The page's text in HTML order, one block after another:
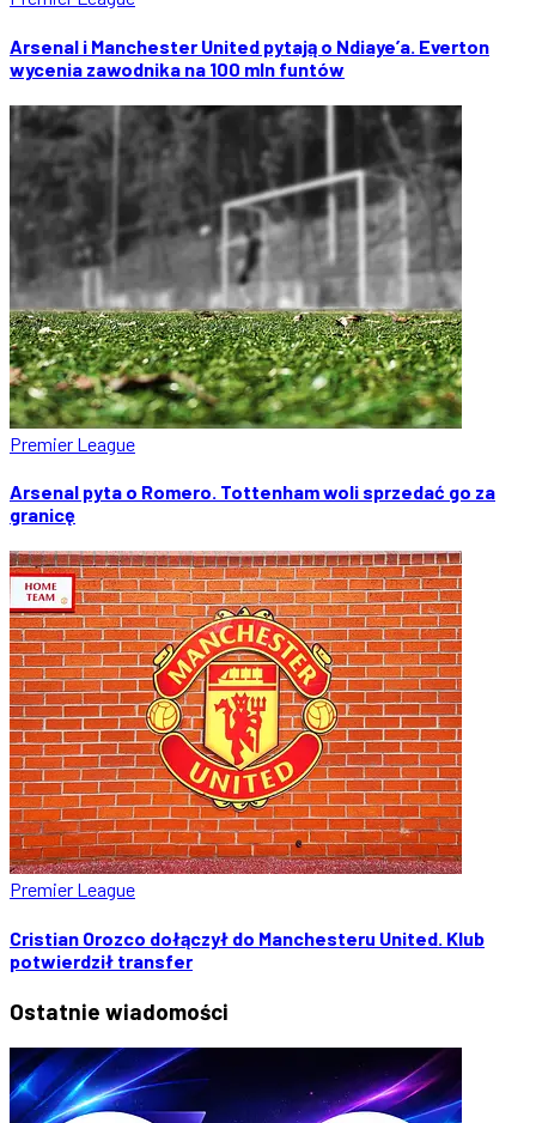
Arsenal i Manchester United pytają o Ndiaye’a. Everton
wycenia zawodnika na 100 mln funtów
Premier League
Arsenal pyta o Romero. Tottenham woli sprzedać go za
granicę
Premier League
Cristian Orozco dołączył do Manchesteru United. Klub
potwierdził transfer
Ostatnie wiadomości